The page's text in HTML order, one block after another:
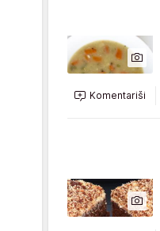
Komentariši